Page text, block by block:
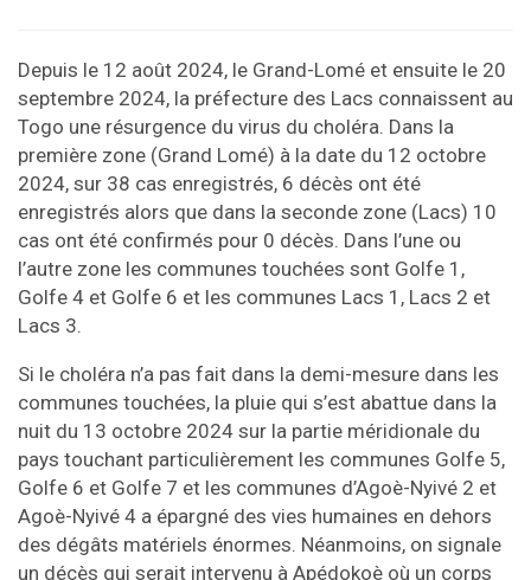
Depuis le 12 août 2024, le Grand-Lomé et ensuite le 20
septembre 2024, la préfecture des Lacs connaissent au
Togo une résurgence du virus du choléra. Dans la
première zone (Grand Lomé) à la date du 12 octobre
2024, sur 38 cas enregistrés, 6 décès ont été
enregistrés alors que dans la seconde zone (Lacs) 10
cas ont été confirmés pour 0 décès. Dans l’une ou
l’autre zone les communes touchées sont Golfe 1,
Golfe 4 et Golfe 6 et les communes Lacs 1, Lacs 2 et
Lacs 3.
Si le choléra n’a pas fait dans la demi-mesure dans les
communes touchées, la pluie qui s’est abattue dans la
nuit du 13 octobre 2024 sur la partie méridionale du
pays touchant particulièrement les communes Golfe 5,
Golfe 6 et Golfe 7 et les communes d’Agoè-Nyivé 2 et
Agoè-Nyivé 4 a épargné des vies humaines en dehors
des dégâts matériels énormes. Néanmoins, on signale
un décès qui serait intervenu à Apédokoè où un corps